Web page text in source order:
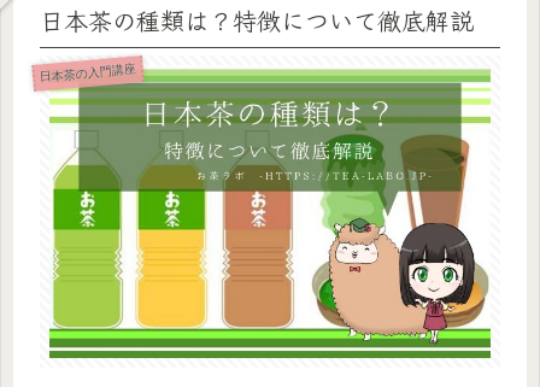
日本茶の種類は？特徴について徹底解説
日本茶の入門講座